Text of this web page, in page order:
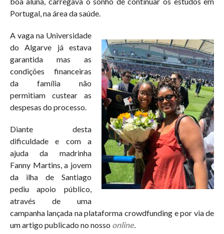
Portugal, na área da saúde.
A vaga na Universidade
do Algarve já estava
garantida mas as
condições financeiras
da família não
permitiam custear as
despesas do processo.
Diante desta
dificuldade e com a
ajuda da madrinha
Fanny Martins, a jovem
da ilha de Santiago
pediu apoio público,
através de uma
campanha lançada na plataforma crowdfunding e por via de
um artigo publicado no nosso online.